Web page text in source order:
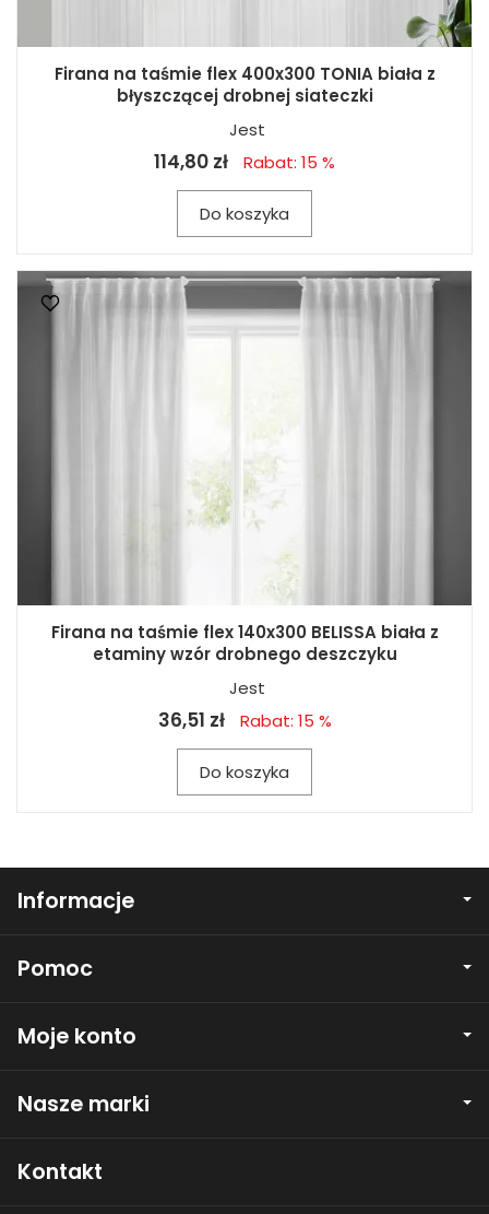
Firana na taśmie flex 400x300 TONIA biała z
błyszczącej drobnej siateczki
Jest
114,80 zł Rabat: 15 %
Do koszyka
Firana na taśmie flex 140x300 BELISSA biała z
etaminy wzór drobnego deszczyku
Jest
36,51 zł Rabat: 15 %
Do koszyka
Informacje
Pomoc
Moje konto
Nasze marki
Kontakt